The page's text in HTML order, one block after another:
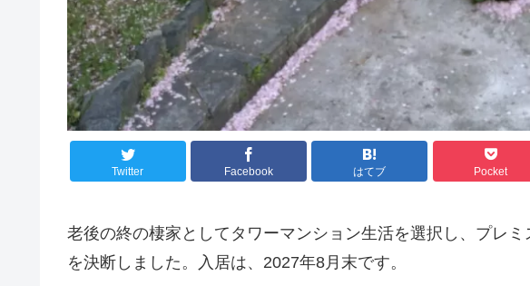
Twitter Facebook はてブ Pocket
老後の終の棲家としてタワーマンション生活を選択し、プレ
を決断しました。入居は、2027年8月末です。